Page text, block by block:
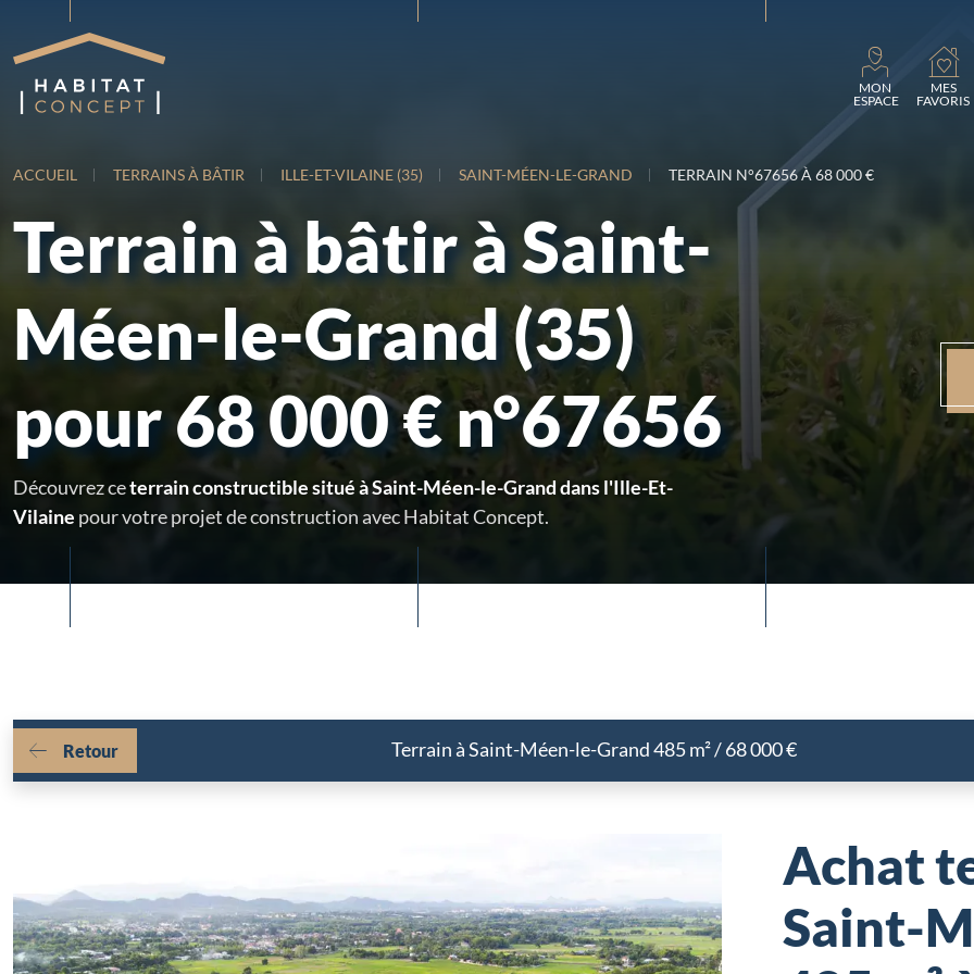
MON
ESPACE
MES
FAVORIS
ACCUEIL TERRAINS À BÂTIR ILLE-ET-VILAINE (35) SAINT-MÉEN-LE-GRAND TERRAIN N°67656 À 68 000 €
Terrain à bâtir à Saint-
Méen-le-Grand (35)
pour 68 000 € n°67656
Découvrez ceterrain constructible situé à Saint-Méen-le-Grand dans l'Ille-Et-
Vilaine pour votre projet de construction avec Habitat Concept.
Retour Terrain à Saint-Méen-le-Grand 485 m² / 68 000 €
Achat
Saint-